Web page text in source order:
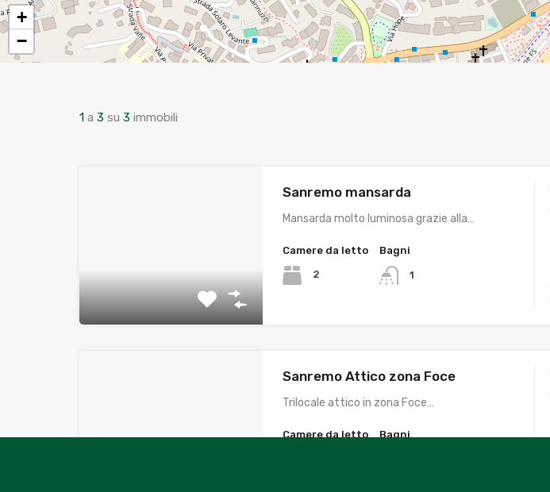
+
−
1 a 3 su 3 immobili
Sanremo mansarda
Mansarda molto luminosa grazie alla…
Camere da letto
2
Bagni
1
Sanremo Attico zona Foce
Trilocale attico in zona Foce…
Camere da letto Bagni